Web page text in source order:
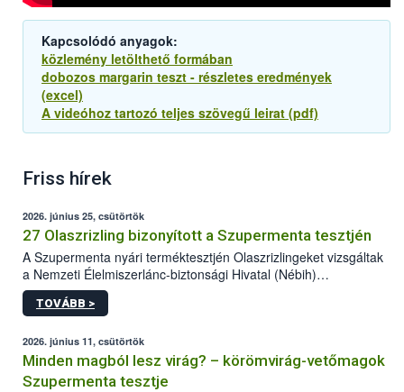
Kapcsolódó anyagok:
közlemény letölthető formában
dobozos margarin teszt - részletes eredmények
(excel)
A videóhoz tartozó teljes szövegű leirat (pdf)
Friss hírek
2026. június 25, csütörtök
27 Olaszrizling bizonyított a Szupermenta tesztjén
A Szupermenta nyári terméktesztjén Olaszrizlingeket vizsgáltak
a Nemzeti Élelmiszerlánc-biztonsági Hivatal (Nébih)
szakemberei. Összesen 27 bor került „nagyító alá”, melyek az
élelmiszerbiztonsági és -minőségi vizsgálatok, valamint a
vizsgálaton az is kiderült, melyek a kóstolók által
legkedveltebbnek ítélt Olaszrizlingek.
TOVÁBB >
2026. június 11, csütörtök
Minden magból lesz virág? – körömvirág-vetőmagok
Szupermenta tesztje